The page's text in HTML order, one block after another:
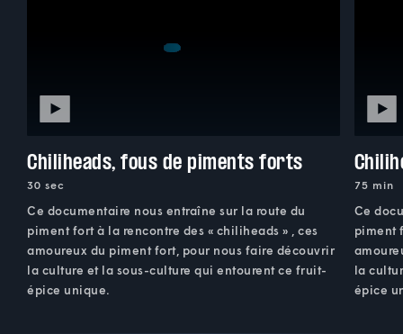
Chiliheads, fous de piments forts
30 sec
Ce documentaire nous entraîne sur la route du
piment fort à la rencontre des « chiliheads » , ces
amoureux du piment fort, pour nous faire découvrir
la culture et la sous-culture qui entourent ce fruit-
épice unique.
75 min
Ce
piment
la
épice